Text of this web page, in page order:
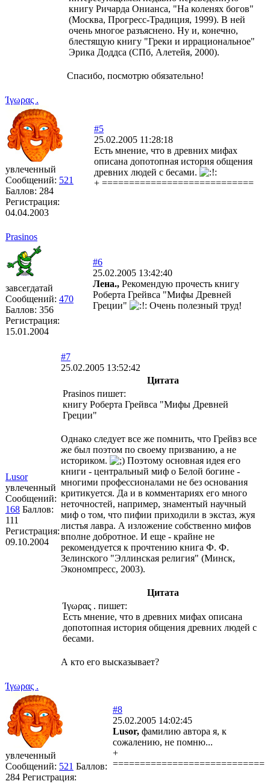
книгу Ричарда Онианса, "На коленях богов"
(Москва, Прогресс-Традиция, 1999). В ней
очень многое разъяснено. Ну и, конечно,
блестящую книгу "Греки и иррациональное"
Эрика Доддса (СПб, Алетейя, 2000).
Спасибо, посмотрю обязательно!
Ίγωρας .
увлеченный
Сообщений: 521
Баллов: 284
Регистрация:
04.04.2003
#5
25.02.2005 11:28:18
Есть мнение, что в древних мифах
описана допотопная история общения
древних людей с бесами.
+ ============================
Prasinos
завсегдатай
Сообщений: 470
Баллов: 356
Регистрация:
15.01.2004
#6
25.02.2005 13:42:40
Лена., Рекомендую прочесть книгу
Роберта Грейвса "Мифы Древней
Греции"
Очень полезный труд!
Lusor
увлеченный
Сообщений:
168 Баллов:
111
Регистрация:
09.10.2004
#7
25.02.2005 13:52:42
Цитата
Prasinos пишет:
книгу Роберта Грейвса "Мифы Древней
Греции"
Однако следует все же помнить, что Грейвз все
же был поэтом по своему призванию, а не
историком.
Поэтому основная идея его
книги - центральный миф о Белой богине -
многими профессионалами не без основания
критикуется. Да и в комментариях его много
неточностей, например, знаментый научный
миф о том, что пифии приходили в экстаз, жуя
листья лавра. А изложение собственно мифов
вполне добротное. И еще - крайне не
рекомендуется к прочтению книга Ф. Ф.
Зелинского "Эллинская религия" (Минск,
Экономпресс, 2003).
Цитата
Ίγωρας . пишет:
Есть мнение, что в древних мифах описана
допотопная история общения древних людей с
бесами.
А кто его высказывает?
Ίγωρας .
увлеченный
Сообщений: 521 Баллов:
284 Регистрация:
#8
25.02.2005 14:02:45
Lusor, фамилию автора я, к
сожалению, не помню...
+
============================